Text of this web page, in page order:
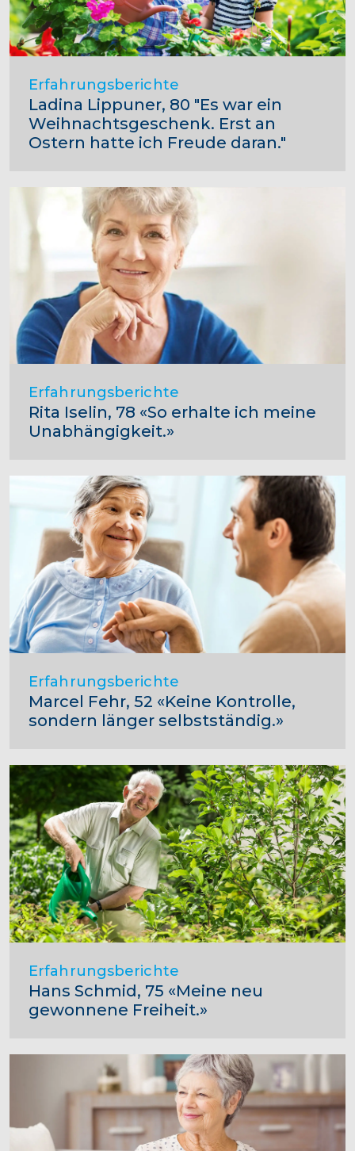
Erfahrungsberichte
Ladina Lippuner, 80 "Es war ein
Weihnachtsgeschenk. Erst an
Ostern hatte ich Freude daran."
Erfahrungsberichte
Rita Iselin, 78 «So erhalte ich meine
Unabhängigkeit.»
Erfahrungsberichte
Marcel Fehr, 52 «Keine Kontrolle,
sondern länger selbstständig.»
Erfahrungsberichte
Hans Schmid, 75 «Meine neu
gewonnene Freiheit.»